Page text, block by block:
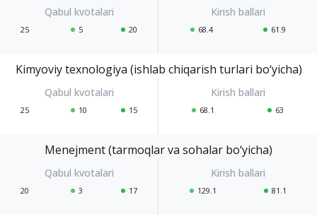
25 5 20 68.4 61.9
Kimyoviy texnologiya (ishlab chiqarish turlari bo‘yicha)
25 10 15 68.1 63
Menejment (tarmoqlar va sohalar bo‘yicha)
20 3 17 129.1 81.1